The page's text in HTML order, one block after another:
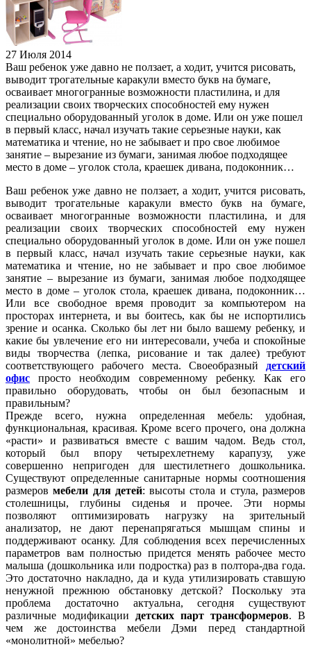
27 Июля 2014
Ваш ребенок уже давно не ползает, а ходит, учится рисовать,
выводит трогательные каракули вместо букв на бумаге,
осваивает многогранные возможности пластилина, и для
реализации своих творческих способностей ему нужен
специально оборудованный уголок в доме. Или он уже пошел
в первый класс, начал изучать такие серьезные науки, как
математика и чтение, но не забывает и про свое любимое
занятие – вырезание из бумаги, занимая любое подходящее
место в доме – уголок стола, краешек дивана, подоконник…
Ваш ребенок уже давно не ползает, а ходит, учится рисовать,
выводит трогательные каракули вместо букв на бумаге,
осваивает многогранные возможности пластилина, и для
реализации своих творческих способностей ему нужен
специально оборудованный уголок в доме. Или он уже пошел
в первый класс, начал изучать такие серьезные науки, как
математика и чтение, но не забывает и про свое любимое
занятие – вырезание из бумаги, занимая любое подходящее
место в доме – уголок стола, краешек дивана, подоконник…
Или все свободное время проводит за компьютером на
просторах интернета, и вы боитесь, как бы не испортились
зрение и осанка. Сколько бы лет ни было вашему ребенку, и
какие бы увлечение его ни интересовали, учеба и спокойные
виды творчества (лепка, рисование и так далее) требуют
соответствующего рабочего места. Своеобразный детский
офис просто необходим современному ребенку. Как его
правильно оборудовать, чтобы он был безопасным и
правильным?
Прежде всего, нужна определенная мебель: удобная,
функциональная, красивая. Кроме всего прочего, она должна
«расти» и развиваться вместе с вашим чадом. Ведь стол,
который был впору четырехлетнему карапузу, уже
совершенно непригоден для шестилетнего дошкольника.
Существуют определенные санитарные нормы соотношения
размеровмебели для детей: высоты стола и стула, размеров
столешницы, глубины сиденья и прочее. Эти нормы
позволяют оптимизировать нагрузку на зрительный
анализатор, не дают перенапрягаться мышцам спины и
поддерживают осанку. Для соблюдения всех перечисленных
параметров вам полностью придется менять рабочее место
малыша (дошкольника или подростка) раз в полтора-два года.
Это достаточно накладно, да и куда утилизировать ставшую
ненужной прежнюю обстановку детской? Поскольку эта
проблема достаточно актуальна, сегодня существуют
различные модификации детских парт трансформеров. В
чем же достоинства мебели Дэми перед стандартной
«монолитной» мебелью?